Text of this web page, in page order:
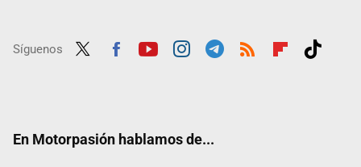
Síguenos
En Motorpasión hablamos de...